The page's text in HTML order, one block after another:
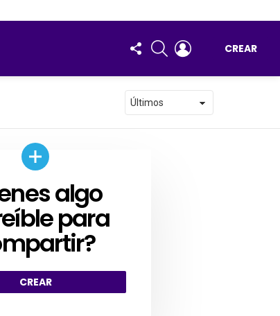
FOLLOW
US
BUSCAR
CREAR
algo
para
CREAR